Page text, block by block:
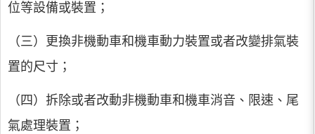
位等設備或裝置；
（三）更換非機動車和機車動力裝置或者改變排氣裝
置的尺寸；
（四）拆除或者改動非機動車和機車消音、限速、尾
氣處理裝置；